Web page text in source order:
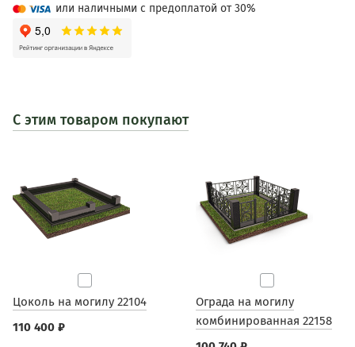
или наличными с предоплатой от 30%
С этим товаром покупают
Цоколь на могилу 22104
110 400 ₽
Ограда на могилу
комбинированная 22158